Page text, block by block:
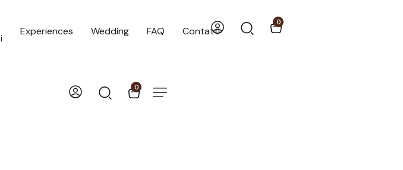
Experiences Wedding FAQ Contatti
0
0